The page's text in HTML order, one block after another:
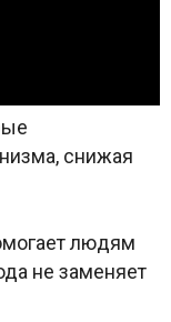
снижая
людям
не заменяет